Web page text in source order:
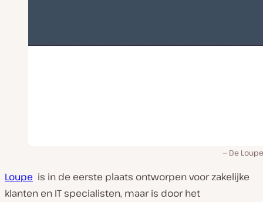
De
Loupe is in de eerste plaats ontworpen voor zakelijke
klanten en IT specialisten, maar is door het